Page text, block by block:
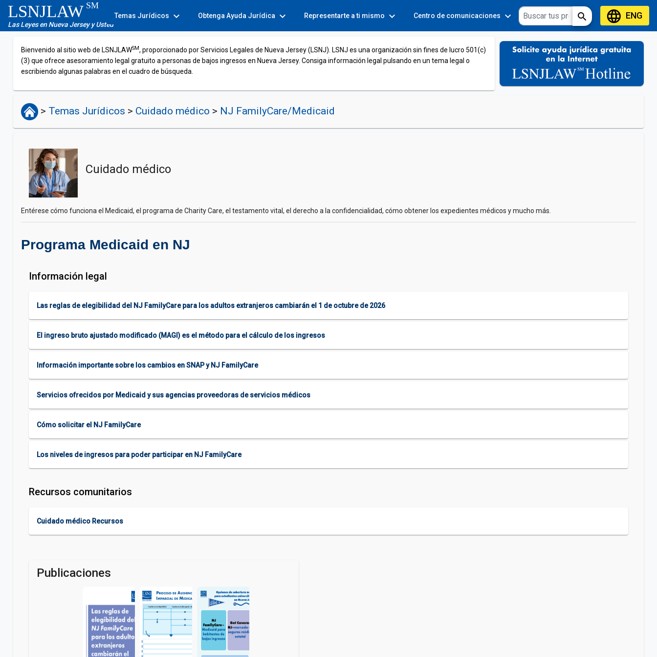
LSNJLAW SM
Las Leyes en Nueva Jersey y Usted
Temas Jurídicos expand_more Obtenga Ayuda Jurídica expand_more Representarte a ti mismo expand_more Centro de comunicaciones expand_more Toolsexpand_more search languageENG
Bienvenido al sitio web de LSNJLAWSM, proporcionado por Servicios Legales de Nueva Jersey (LSNJ). LSNJ es una organización sin fines de lucro 501(c)
(3) que ofrece asesoramiento legal gratuito a personas de bajos ingresos en Nueva Jersey. Consiga información legal pulsando en un tema legal o
escribiendo algunas palabras en el cuadro de búsqueda.
> Temas Jurídicos > Cuidado médico > NJ FamilyCare/Medicaid
Cuidado médico
Entérese cómo funciona el Medicaid, el programa de Charity Care, el testamento vital, el derecho a la confidencialidad, cómo obtener los expedientes médicos y mucho más.
Programa Medicaid en NJ
Información legal
Las reglas de elegibilidad del NJ FamilyCare para los adultos extranjeros cambiarán el 1 de octubre de 2026
El ingreso bruto ajustado modificado (MAGI) es el método para el cálculo de los ingresos
Información importante sobre los cambios en SNAP y NJ FamilyCare
Servicios ofrecidos por Medicaid y sus agencias proveedoras de servicios médicos
Cómo solicitar el NJ FamilyCare
Los niveles de ingresos para poder participar en NJ FamilyCare
Recursos comunitarios
Cuidado médico Recursos
Publicaciones